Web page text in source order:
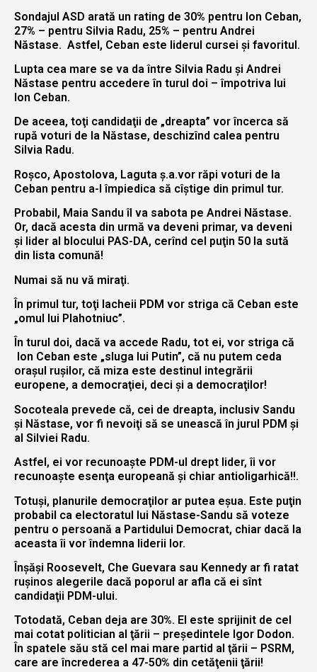
Sondajul ASD arată un rating de 30% pentru Ion Ceban,
27% – pentru Silvia Radu, 25% – pentru Andrei
Năstase. Astfel, Ceban este liderul cursei şi favoritul.
Lupta cea mare se va da între Silvia Radu şi Andrei
Năstase pentru accedere în turul doi – împotriva lui
Ion Ceban.
De aceea, toţi candidaţii de „dreapta” vor încerca să
rupă voturi de la Năstase, deschizînd calea pentru
Silvia Radu.
Roşco, Apostolova, Laguta ş.a.vor răpi voturi de la
Ceban pentru a-l împiedica să cîştige din primul tur.
Probabil, Maia Sandu îl va sabota pe Andrei Năstase.
Or, dacă acesta din urmă va deveni primar, va deveni
şi lider al blocului PAS-DA, cerînd cel puţin 50 la sută
din lista comună!
Numai să nu vă miraţi.
În primul tur, toţi lacheii PDM vor striga că Ceban este
„omul lui Plahotniuc”.
În turul doi, dacă va accede Radu, tot ei, vor striga că
Ion Ceban este „sluga lui Putin”, că nu putem ceda
oraşul ruşilor, că miza este destinul integrării
europene, a democraţiei, deci şi a democraţilor!
Socoteala prevede că, cei de dreapta, inclusiv Sandu
şi Năstase, vor fi nevoiţi să se unească în jurul PDM şi
al Silviei Radu.
Astfel, ei vor recunoaşte PDM-ul drept lider, îi vor
recunoaşte esenţa europeană şi chiar antioligarhică!!.
Totuşi, planurile democraţilor ar putea eşua. Este puţin
probabil ca electoratul lui Năstase-Sandu să voteze
pentru o persoană a Partidului Democrat, chiar dacă la
aceasta îi vor îndemna liderii lor.
Înşăşi Roosevelt, Che Guevara sau Kennedy ar fi ratat
ruşinos alegerile dacă poporul ar afla că ei sînt
candidaţii PDM-ului.
Totodată, Ceban deja are 30%. El este sprijinit de cel
mai cotat politician al ţării – preşedintele Igor Dodon.
În spatele său stă cel mai mare partid al ţării – PSRM,
care are încrederea a 47-50% din cetăţenii ţării!